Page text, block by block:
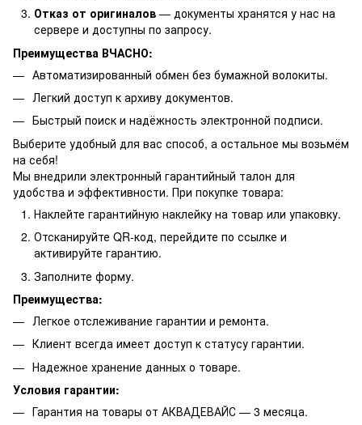
Отказ от оригиналов — документы хранятся у нас на
сервере и доступны по запросу.
Преимущества ВЧАСНО:
Автоматизированный обмен без бумажной волокиты.
Легкий доступ к архиву документов.
Быстрый поиск и надёжность электронной подписи.
Выберите удобный для вас способ, а остальное мы возьмём
на себя!
Мы внедрили электронный гарантийный талон для
удобства и эффективности. При покупке товара:
Наклейте гарантийную наклейку на товар или упаковку.
Отсканируйте QR-код, перейдите по ссылке и
активируйте гарантию.
Заполните форму.
Преимущества:
Легкое отслеживание гарантии и ремонта.
Клиент всегда имеет доступ к статусу гарантии.
Надежное хранение данных о товаре.
Условия гарантии:
Гарантия на товары от АКВАДЕВАЙС — 3 месяца.